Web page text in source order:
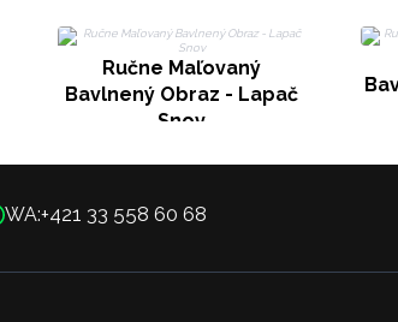
Ručne Maľovaný
Bavlnený Obraz - Lapač
Snov
WA:+421 33 558 60 68